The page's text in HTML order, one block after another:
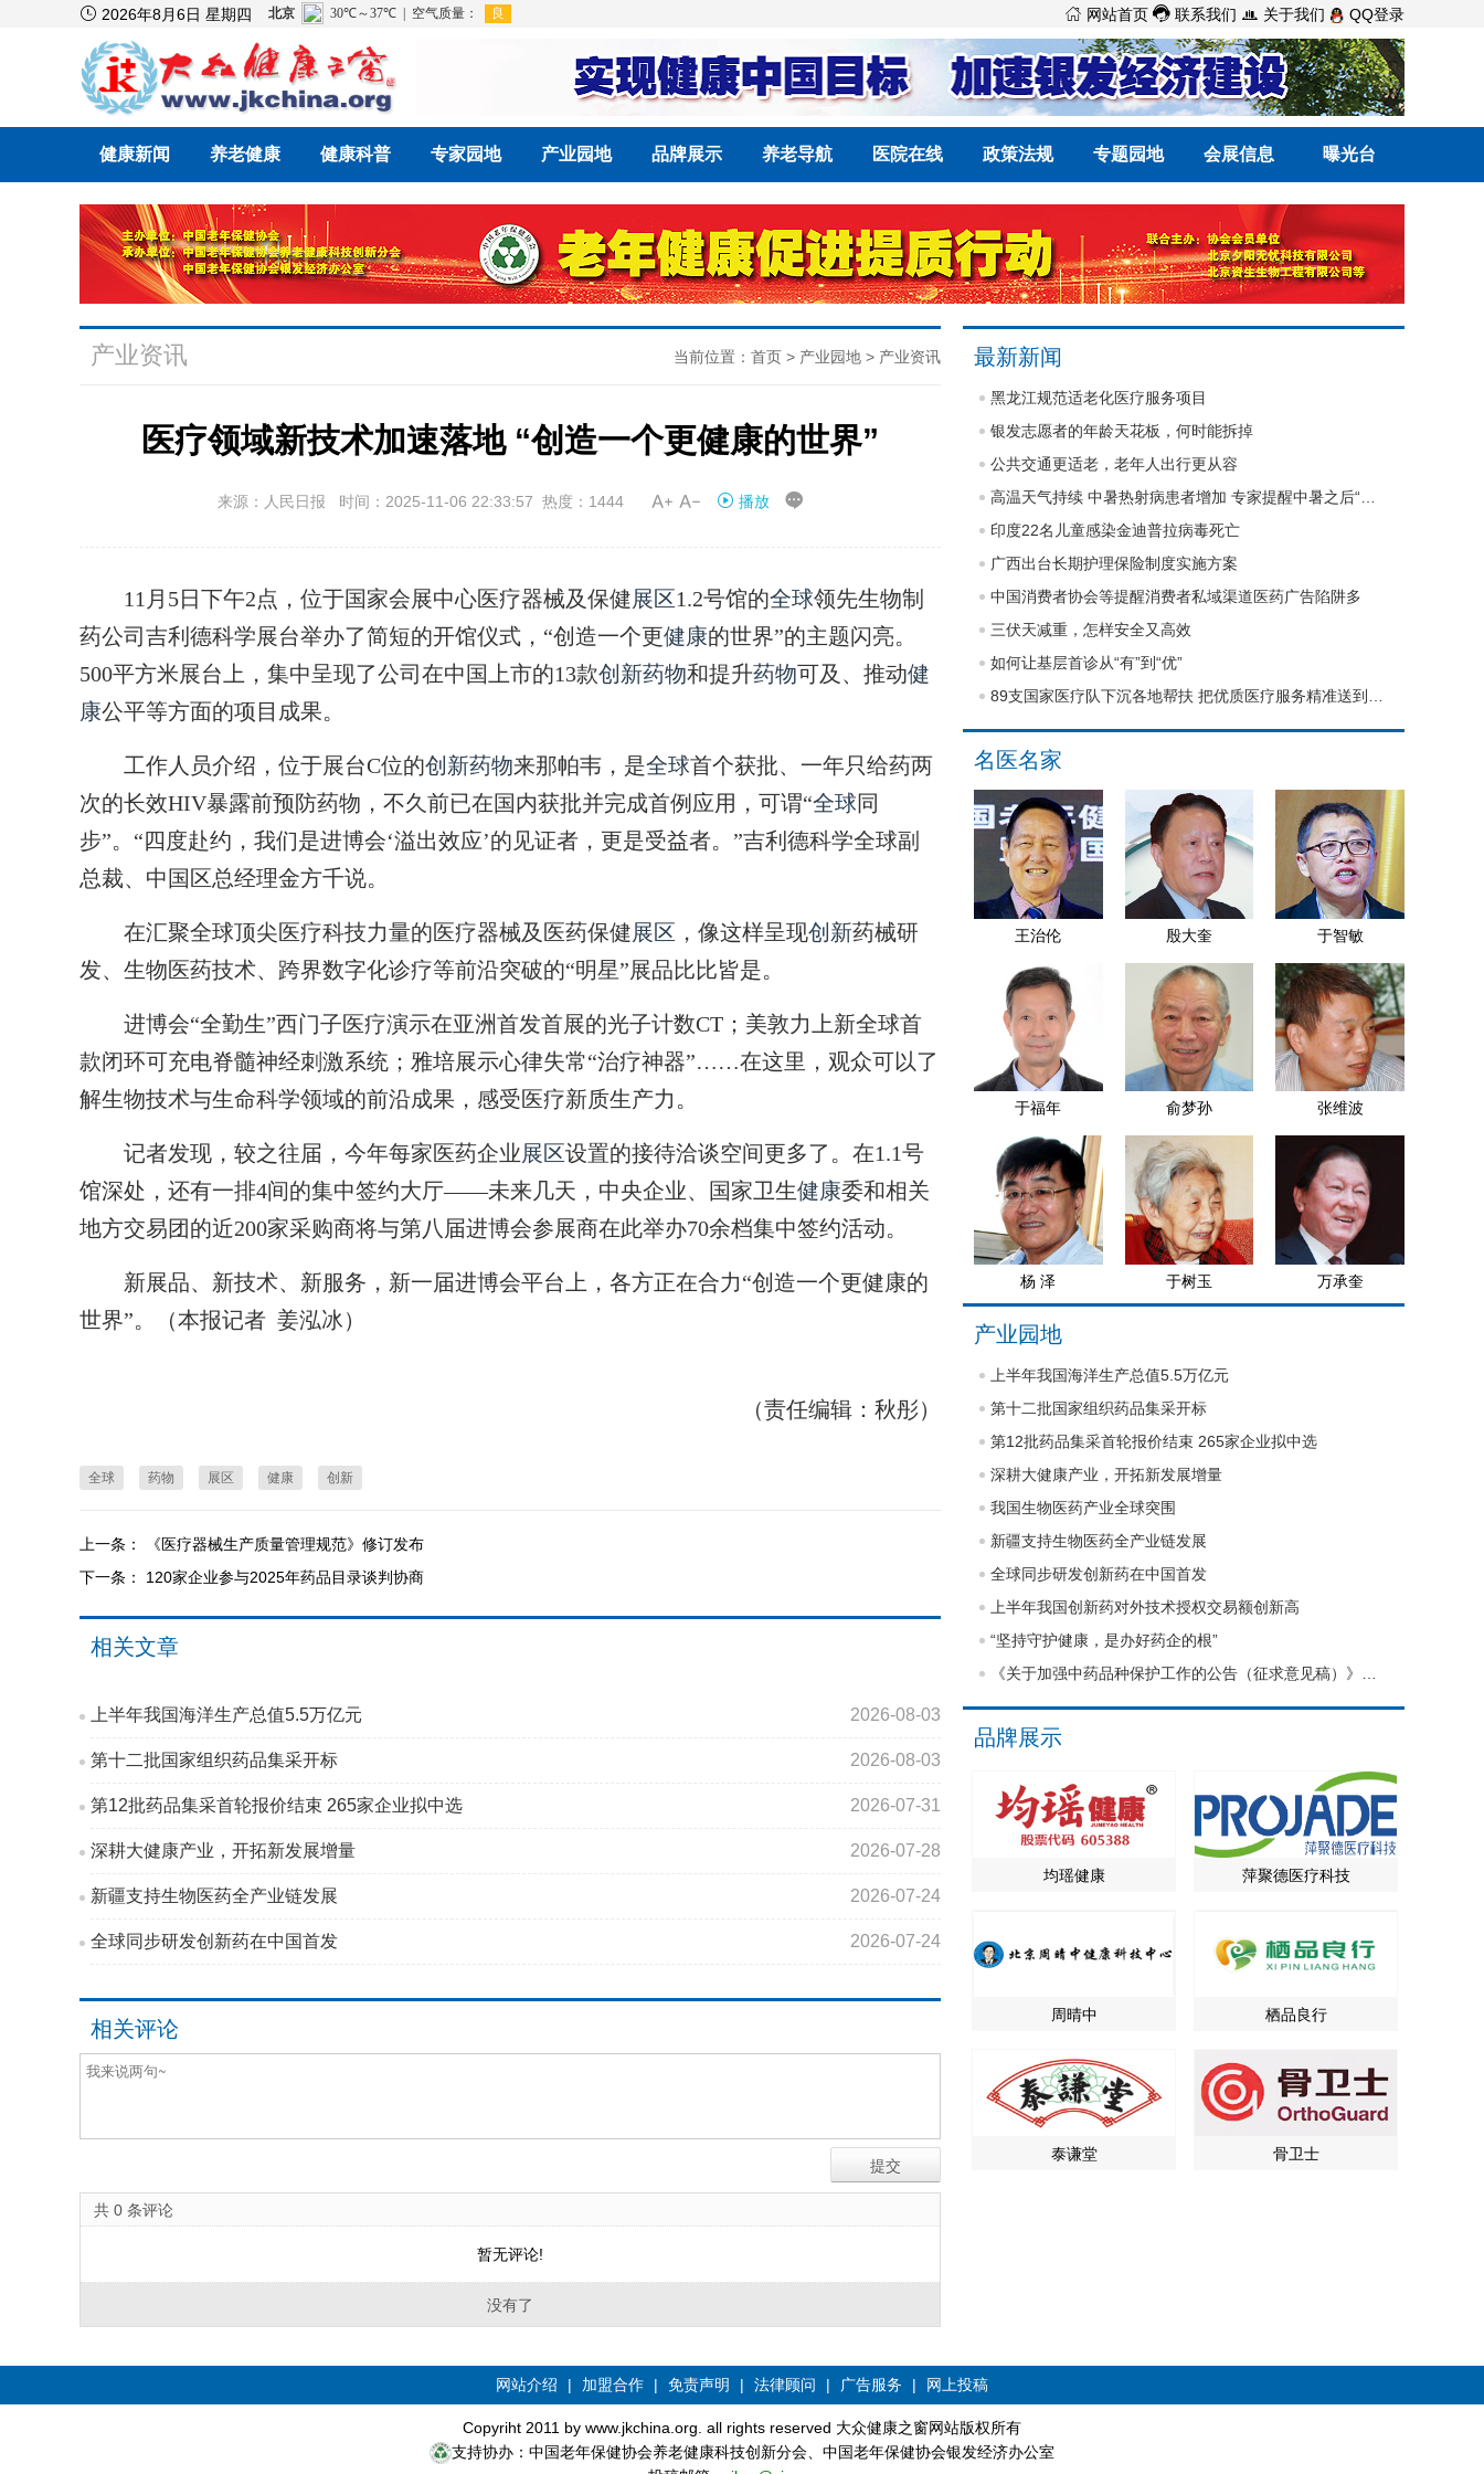
 2026年8月6日 星期四  网站首页  联系我们  关于我们 QQ登录
健康新闻 养老健康 健康科普 专家园地 产业园地 品牌展示 养老导航 医院在线 政策法规 专题园地 会展信息 曝光台
产业资讯 当前位置： 首页 > 产业园地 > 产业资讯
医疗领域新技术加速落地 “创造一个更健康的世界”
来源：人民日报 时间：2025-11-06 22:33:57 热度：1444  播放 
11月5日下午2点，位于国家会展中心医疗器械及保健展区1.2号馆的全球领先生物制
药公司吉利德科学展台举办了简短的开馆仪式，“创造一个更健康的世界”的主题闪亮。
500平方米展台上，集中呈现了公司在中国上市的13款创新药物和提升药物可及、推动健
康公平等方面的项目成果。
工作人员介绍，位于展台C位的创新药物来那帕韦，是全球首个获批、一年只给药两
次的长效HIV暴露前预防药物，不久前已在国内获批并完成首例应用，可谓“全球同
步”。“四度赴约，我们是进博会‘溢出效应’的见证者，更是受益者。”吉利德科学全球副
总裁、中国区总经理金方千说。
在汇聚全球顶尖医疗科技力量的医疗器械及医药保健展区 ，像这样呈现创新药械研
发、生物医药技术、跨界数字化诊疗等前沿突破的“明星”展品比比皆是。
进博会“全勤生”西门子医疗演示在亚洲首发首展的光子计数CT；美敦力上新全球首
款闭环可充电脊髓神经刺激系统；雅培展示心律失常“治疗神器”……在这里，观众可以了
解生物技术与生命科学领域的前沿成果，感受医疗新质生产力。
记者发现，较之往届，今年每家医药企业展区设置的接待洽谈空间更多了。在1.1号
馆深处，还有一排4间的集中签约大厅——未来几天，中央企业、国家卫生健康委和相关
地方交易团的近200家采购商将与第八届进博会参展商在此举办70余档集中签约活动。
新展品、新技术、新服务，新一届进博会平台上，各方正在合力“创造一个更健康的
世界”。（本报记者 姜泓冰）
（责任编辑：秋彤）
全球 药物 展区 健康 创新
上一条：
《医疗器械生产质量管理规范》修订发布
下一条： 120家企业参与2025年药品目录谈判协商
相关文章
上半年我国海洋生产总值5.5万亿元 2026-08-03
第十二批国家组织药品集采开标 2026-08-03
第12批药品集采首轮报价结束 265家企业拟中选 2026-07-31
深耕大健康产业，开拓新发展增量 2026-07-28
新疆支持生物医药全产业链发展 2026-07-24
全球同步研发创新药在中国首发 2026-07-24
相关评论
共 0 条评论
暂无评论!
没有了
最新新闻
黑龙江规范适老化医疗服务项目
银发志愿者的年龄天花板，何时能拆掉
公共交通更适老，老年人出行更从容
印度22名儿童感染金迪普拉病毒死亡
广西出台长期护理保险制度实施方案
中国消费者协会等提醒消费者私域渠道医药广告陷阱多
三伏天减重，怎样安全又高效
如何让基层首诊从“有”到“优”
名医名家
王治伦 殷大奎 于智敏
于福年 俞梦孙 张维波
杨 泽 于树玉 万承奎
产业园地
上半年我国海洋生产总值5.5万亿元
第十二批国家组织药品集采开标
第12批药品集采首轮报价结束 265家企业拟中选
深耕大健康产业，开拓新发展增量
我国生物医药产业全球突围
新疆支持生物医药全产业链发展
全球同步研发创新药在中国首发
上半年我国创新药对外技术授权交易额创新高
“坚持守护健康，是办好药企的根”
品牌展示
均瑶健康 萍聚德医疗科技
周晴中 栖品良行
泰谦堂 骨卫士
网站介绍 | 加盟合作 | 免责声明 | 法律顾问 | 广告服务 | 网上投稿
Copyriht 2011 by www.jkchina.org. all rights reserved 大众健康之窗网站版权所有
支持协办：中国老年保健协会养老健康科技创新分会、中国老年保健协会银发经济办公室